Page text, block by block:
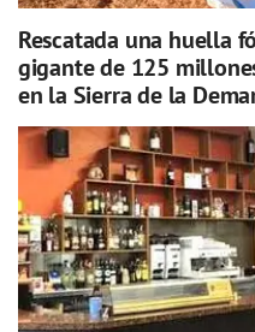
Rescatada una huella
gigante de 125
en la Sierra de la